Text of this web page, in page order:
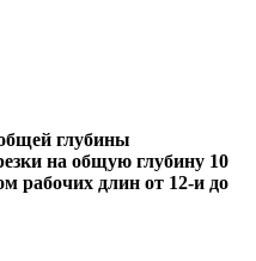
глубины
на общую глубину 10
рабочих длин от 12-и до